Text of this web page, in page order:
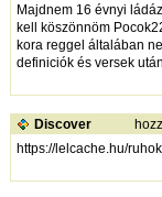
Majdnem 16 évnyi
kell köszönnöm
kora reggel általában
definiciók és versek
Discover
https://lelcache.hu/